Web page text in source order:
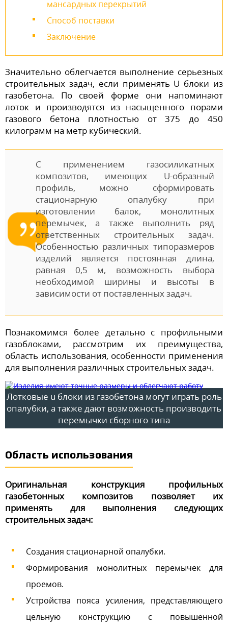
мансардных перекрытий
Способ поставки
Заключение
Значительно облегчается выполнение серьезных
строительных задач, если применять U блоки из
газобетона. По своей форме они напоминают
лоток и производятся из насыщенного порами
газового бетона плотностью от 375 до 450
килограмм на метр кубический.
С применением газосиликатных
композитов, имеющих U-образный
профиль, можно сформировать
стационарную опалубку при
изготовлении балок, монолитных
перемычек, а также выполнить ряд
ответственных строительных задач.
Особенностью различных типоразмеров
изделий является постоянная длина,
равная 0,5 м, возможность выбора
необходимой ширины и высоты в
зависимости от поставленных задач.
Познакомимся более детально с профильными
газоблоками, рассмотрим их преимущества,
область использования, особенности применения
для выполнения различных строительных задач.
Лотковые u блоки из газобетона могут играть роль
опалубки, а также дают возможность производить
перемычки сборного типа
Область использования
Оригинальная конструкция профильных
газобетонных композитов позволяет их
применять для выполнения следующих
строительных задач:
Создания стационарной опалубки.
Формирования монолитных перемычек для
проемов.
Устройства пояса усиления, представляющего
цельную конструкцию с повышенной